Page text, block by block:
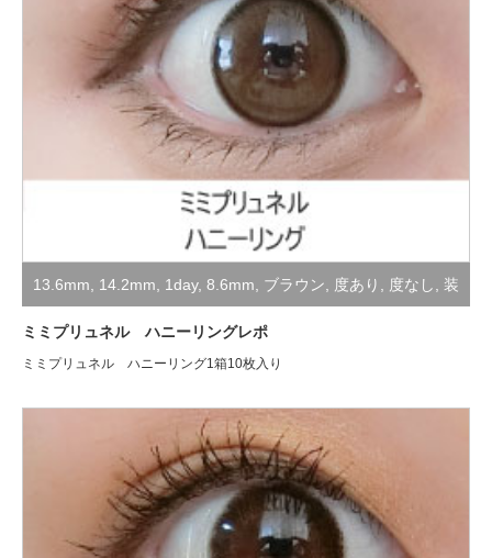
13.6mm 14.2mm 1day, 8.6mm ブラウン 度あり 度なし 装
着レポ
ミミプリュネル ハニーリングレポ
ミミプリュネル ハニーリング1箱10枚入り